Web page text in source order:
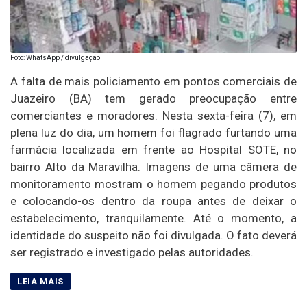
Foto: WhatsApp / divulgação
A falta de mais policiamento em pontos comerciais de
Juazeiro (BA) tem gerado preocupação entre
comerciantes e moradores. Nesta sexta-feira (7), em
plena luz do dia, um homem foi flagrado furtando uma
farmácia localizada em frente ao Hospital SOTE, no
bairro Alto da Maravilha. Imagens de uma câmera de
monitoramento mostram o homem pegando produtos
e colocando-os dentro da roupa antes de deixar o
estabelecimento, tranquilamente. Até o momento, a
identidade do suspeito não foi divulgada. O fato deverá
ser registrado e investigado pelas autoridades.